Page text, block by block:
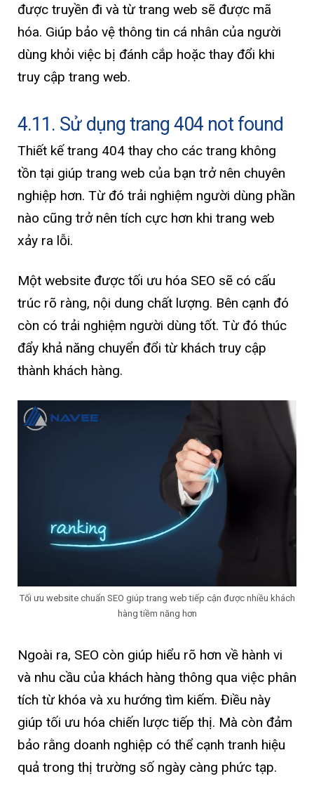
được truyền đi và từ trang web sẽ được mã
hóa. Giúp bảo vệ thông tin cá nhân của người
dùng khỏi việc bị đánh cắp hoặc thay đổi khi
truy cập trang web.
4.11. Sử dụng trang 404 not found
Thiết kế trang 404 thay cho các trang không
tồn tại giúp trang web của bạn trở nên chuyên
nghiệp hơn. Từ đó trải nghiệm người dùng phần
nào cũng trở nên tích cực hơn khi trang web
xảy ra lỗi.
Một website được tối ưu hóa SEO sẽ có cấu
trúc rõ ràng, nội dung chất lượng. Bên cạnh đó
còn có trải nghiệm người dùng tốt. Từ đó thúc
đẩy khả năng chuyển đổi từ khách truy cập
thành khách hàng.
Tối ưu website chuẩn SEO giúp trang web tiếp cận được nhiều khách
hàng tiềm năng hơn
Ngoài ra, SEO còn giúp hiểu rõ hơn về hành vi
và nhu cầu của khách hàng thông qua việc phân
tích từ khóa và xu hướng tìm kiếm. Điều này
giúp tối ưu hóa chiến lược tiếp thị. Mà còn đảm
bảo rằng doanh nghiệp có thể cạnh tranh hiệu
quả trong thị trường số ngày càng phức tạp.